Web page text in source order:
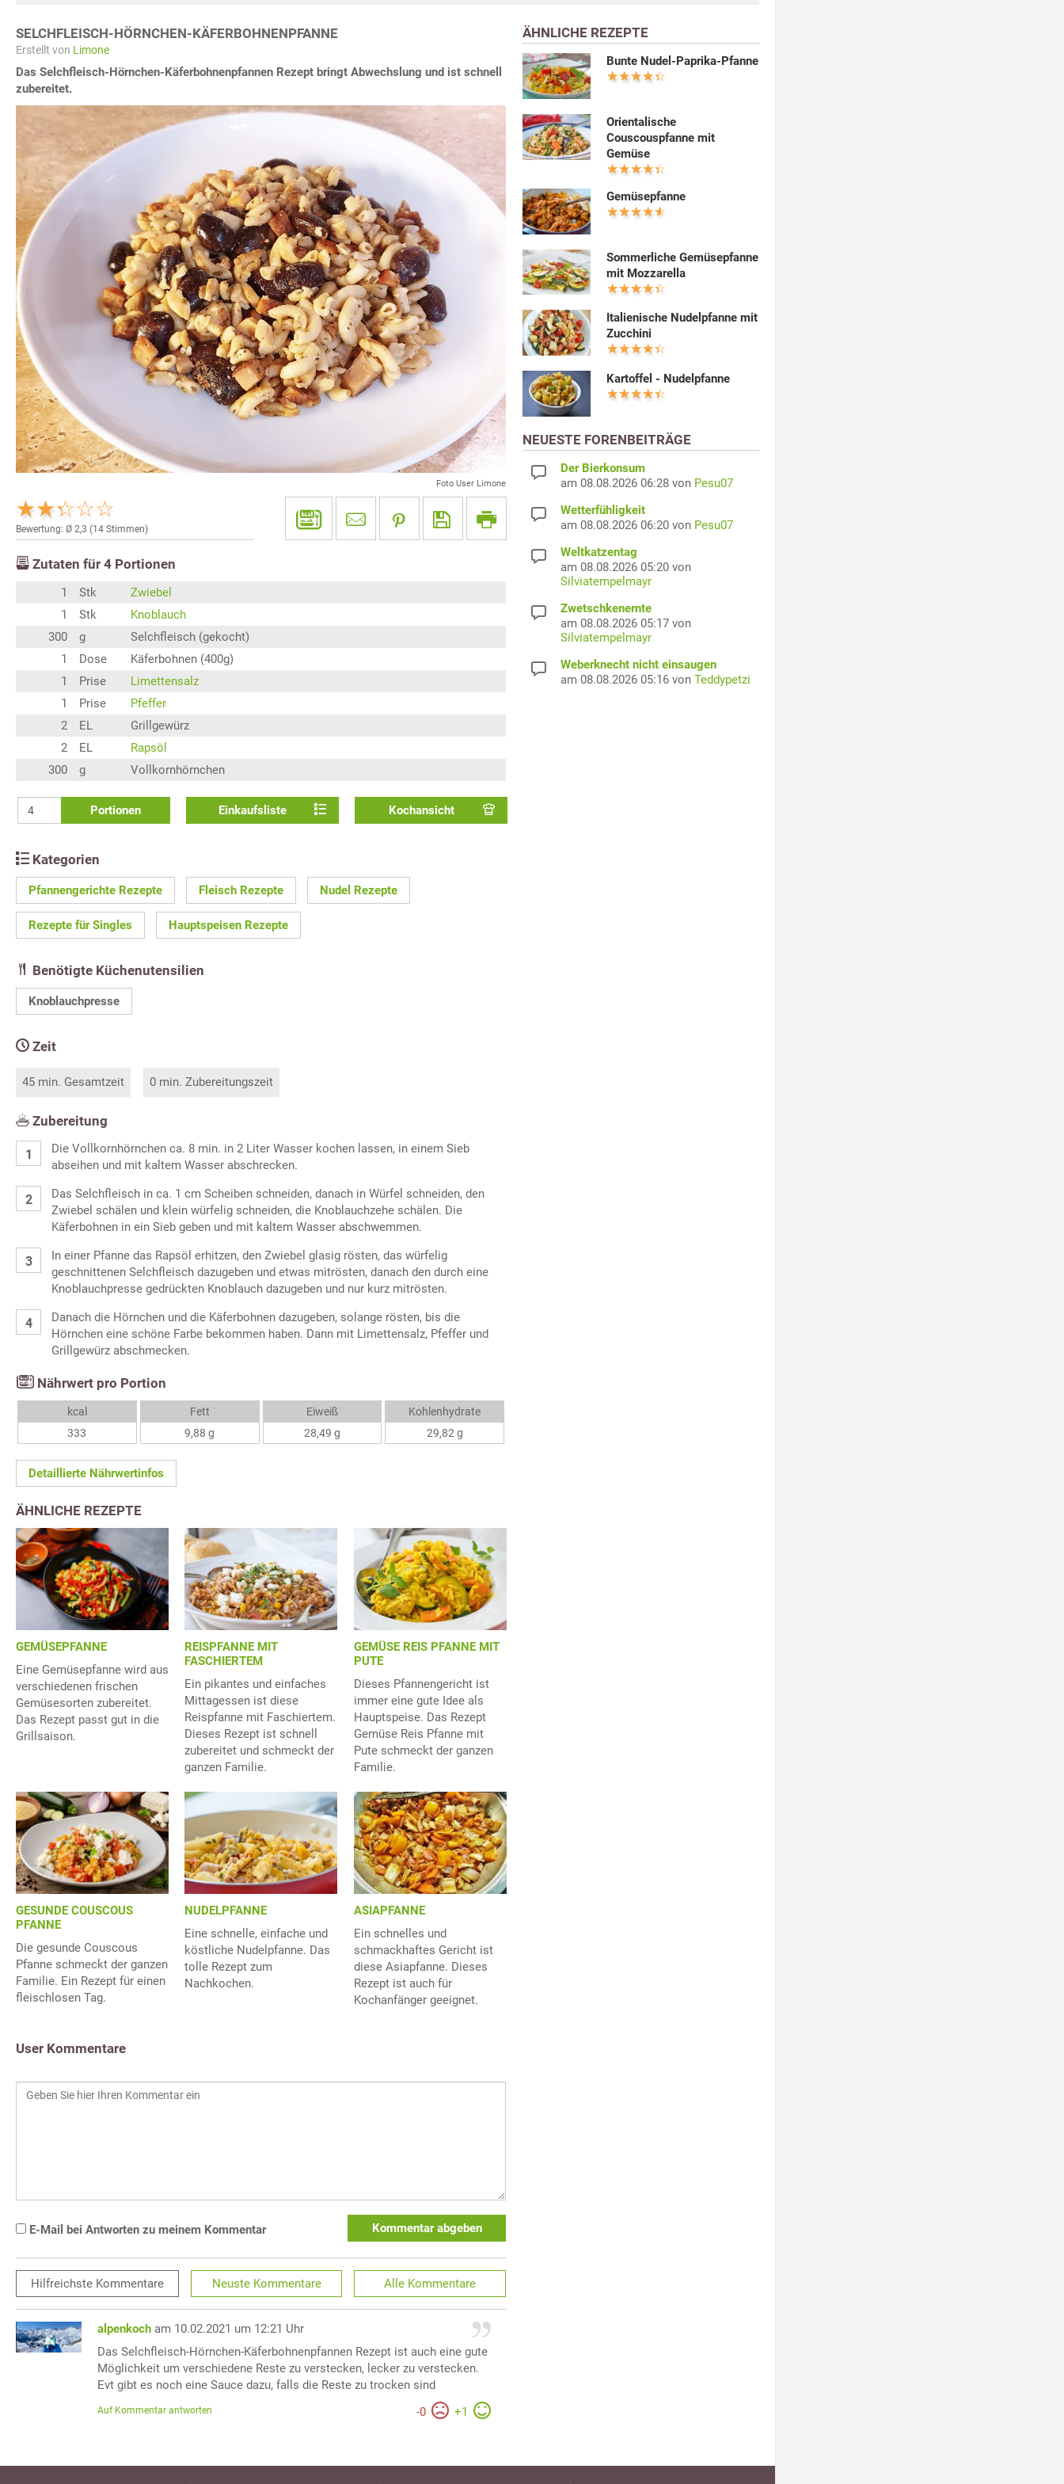
SELCHFLEISCH-HÖRNCHEN-KÄFERBOHNENPFANNE
Erstellt von Limone
Das Selchfleisch-Hörnchen-Käferbohnenpfannen Rezept bringt Abwechslung und ist schnell
zubereitet.
Foto User Limone
Bewertung: Ø 2,3 (14 Stimmen)
Zutaten für 4 Portionen
1 Stk
Zwiebel
1
Stk
Knoblauch
300
g
Selchfleisch (gekocht)
1
Dose
Käferbohnen (400g)
1
Prise
Limettensalz
1
Prise
Pfeffer
2
EL
Grillgewürz
2
EL
Rapsöl
300
g Vollkornhörnchen
Portionen Einkaufsliste Kochansicht
Kategorien
Pfannengerichte Rezepte Fleisch Rezepte Nudel Rezepte
Rezepte für Singles Hauptspeisen Rezepte
Benötigte Küchenutensilien
Knoblauchpresse
Zeit
45 min. Gesamtzeit 0 min. Zubereitungszeit
Zubereitung
Die Vollkornhörnchen ca. 8 min. in 2 Liter Wasser kochen lassen, in einem Sieb
abseihen und mit kaltem Wasser abschrecken.
Das Selchfleisch in ca. 1 cm Scheiben schneiden, danach in Würfel schneiden, den
Zwiebel schälen und klein würfelig schneiden, die Knoblauchzehe schälen. Die
Käferbohnen in ein Sieb geben und mit kaltem Wasser abschwemmen.
In einer Pfanne das Rapsöl erhitzen, den Zwiebel glasig rösten, das würfelig
geschnittenen Selchfleisch dazugeben und etwas mitrösten, danach den durch eine
Knoblauchpresse gedrückten Knoblauch dazugeben und nur kurz mitrösten.
Danach die Hörnchen und die Käferbohnen dazugeben, solange rösten, bis die
Hörnchen eine schöne Farbe bekommen haben. Dann mit Limettensalz, Pfeffer und
Grillgewürz abschmecken.
Nährwert pro Portion
kcal
333
Fett
9,88 g
Eiweiß
28,49 g
Kohlenhydrate
29,82 g
Detaillierte Nährwertinfos
ÄHNLICHE REZEPTE
GEMÜSEPFANNE
Eine Gemüsepfanne wird aus
verschiedenen frischen
Gemüsesorten zubereitet.
Das Rezept passt gut in die
Grillsaison.
REISPFANNE MIT
FASCHIERTEM
Ein pikantes und einfaches
Mittagessen ist diese
Reispfanne mit Faschiertem.
Dieses Rezept ist schnell
zubereitet und schmeckt der
ganzen Familie.
GEMÜSE REIS PFANNE MIT
PUTE
Dieses Pfannengericht ist
immer eine gute Idee als
Hauptspeise. Das Rezept
Gemüse Reis Pfanne mit
Pute schmeckt der ganzen
Familie.
GESUNDE COUSCOUS
PFANNE
Die gesunde Couscous
Pfanne schmeckt der ganzen
Familie. Ein Rezept für einen
fleischlosen Tag.
NUDELPFANNE
Eine schnelle, einfache und
köstliche Nudelpfanne. Das
tolle Rezept zum
Nachkochen.
ASIAPFANNE
Ein schnelles und
schmackhaftes Gericht ist
diese Asiapfanne. Dieses
Rezept ist auch für
Kochanfänger geeignet.
User Kommentare
E-Mail bei Antworten zu meinem Kommentar Kommentar abgeben
Hilfreichste Kommentare Neuste Kommentare Alle Kommentare
alpenkoch am 10.02.2021 um 12:21 Uhr
Das Selchfleisch-Hörnchen-Käferbohnenpfannen Rezept ist auch eine gute
Möglichkeit um verschiedene Reste zu verstecken, lecker zu verstecken.
Evt gibt es noch eine Sauce dazu, falls die Reste zu trocken sind
-0 +1
Auf Kommentar antworten
ÄHNLICHE REZEPTE
Bunte Nudel-Paprika-Pfanne
Orientalische
Couscouspfanne mit
Gemüse
Gemüsepfanne
Sommerliche Gemüsepfanne
mit Mozzarella
Italienische Nudelpfanne mit
Zucchini
Kartoffel - Nudelpfanne
NEUESTE FORENBEITRÄGE
Der Bierkonsum
am 08.08.2026 06:28 von Pesu07
Wetterfühligkeit
am 08.08.2026 06:20 von Pesu07
Weltkatzentag
am 08.08.2026 05:20 von
Silviatempelmayr
Zwetschkenernte
am 08.08.2026 05:17 von
Silviatempelmayr
Weberknecht nicht einsaugen
am 08.08.2026 05:16 von Teddypetzi